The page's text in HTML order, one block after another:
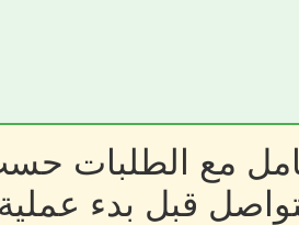
مع الطلبات
قبل بدء